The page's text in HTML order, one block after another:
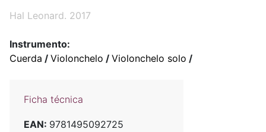
Hal Leonard. 2017
Instrumento:
Cuerda / Violonchelo / Violonchelo solo /
Ficha técnica
EAN: 9781495092725